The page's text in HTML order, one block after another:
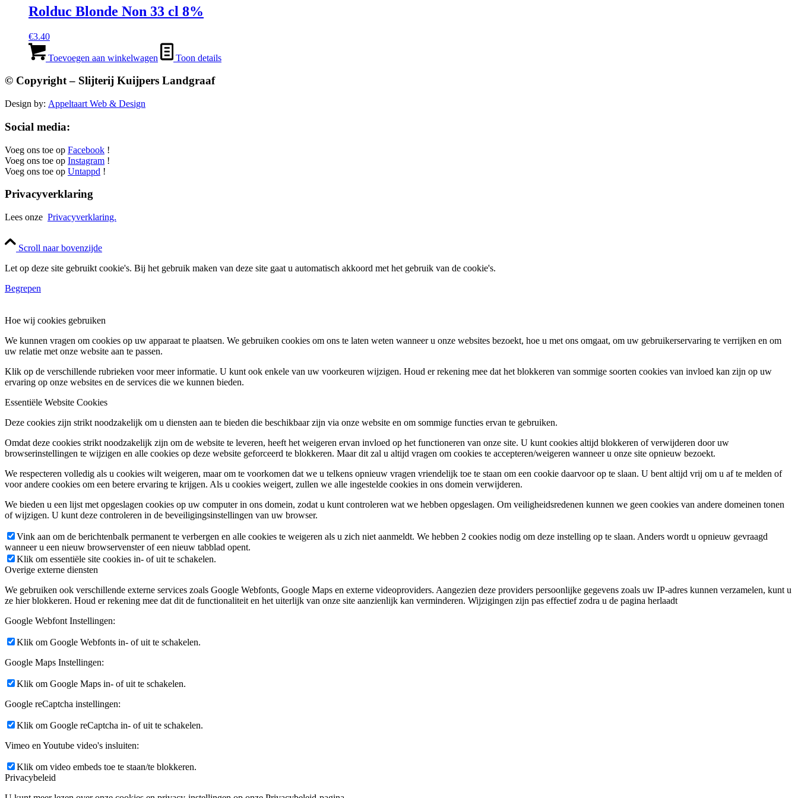
Rolduc Blonde Non 33 cl 8%
€3.40
Toevoegen aan winkelwagen Toon details
© Copyright – Slijterij Kuijpers Landgraaf
Design by: Appeltaart Web & Design
Social media:
Voeg ons toe op Facebook !
Voeg ons toe op Instagram !
Voeg ons toe op Untappd !
Privacyverklaring
Lees onze Privacyverklaring.
Scroll naar bovenzijde
Let op deze site gebruikt cookie's. Bij het gebruik maken van deze site gaat u automatisch akkoord met het gebruik van de cookie's.
Begrepen
Hoe wij cookies gebruiken
We kunnen vragen om cookies op uw apparaat te plaatsen. We gebruiken cookies om ons te laten weten wanneer u onze websites bezoekt, hoe u met ons omgaat, om uw gebruikerservaring te verrijken en om
uw relatie met onze website aan te passen.
Klik op de verschillende rubrieken voor meer informatie. U kunt ook enkele van uw voorkeuren wijzigen. Houd er rekening mee dat het blokkeren van sommige soorten cookies van invloed kan zijn op uw
ervaring op onze websites en de services die we kunnen bieden.
Essentiële Website Cookies
Deze cookies zijn strikt noodzakelijk om u diensten aan te bieden die beschikbaar zijn via onze website en om sommige functies ervan te gebruiken.
Omdat deze cookies strikt noodzakelijk zijn om de website te leveren, heeft het weigeren ervan invloed op het functioneren van onze site. U kunt cookies altijd blokkeren of verwijderen door uw
browserinstellingen te wijzigen en alle cookies op deze website geforceerd te blokkeren. Maar dit zal u altijd vragen om cookies te accepteren/weigeren wanneer u onze site opnieuw bezoekt.
We respecteren volledig als u cookies wilt weigeren, maar om te voorkomen dat we u telkens opnieuw vragen vriendelijk toe te staan om een cookie daarvoor op te slaan. U bent altijd vrij om u af te melden of
voor andere cookies om een betere ervaring te krijgen. Als u cookies weigert, zullen we alle ingestelde cookies in ons domein verwijderen.
We bieden u een lijst met opgeslagen cookies op uw computer in ons domein, zodat u kunt controleren wat we hebben opgeslagen. Om veiligheidsredenen kunnen we geen cookies van andere domeinen tonen
of wijzigen. U kunt deze controleren in de beveiligingsinstellingen van uw browser.
Vink aan om de berichtenbalk permanent te verbergen en alle cookies te weigeren als u zich niet aanmeldt. We hebben 2 cookies nodig om deze instelling op te slaan. Anders wordt u opnieuw gevraagd
wanneer u een nieuw browservenster of een nieuw tabblad opent.
Klik om essentiële site cookies in- of uit te schakelen.
Overige externe diensten
We gebruiken ook verschillende externe services zoals Google Webfonts, Google Maps en externe videoproviders. Aangezien deze providers persoonlijke gegevens zoals uw IP-adres kunnen verzamelen, kunt u
ze hier blokkeren. Houd er rekening mee dat dit de functionaliteit en het uiterlijk van onze site aanzienlijk kan verminderen. Wijzigingen zijn pas effectief zodra u de pagina herlaadt
Google Webfont Instellingen:
Klik om Google Webfonts in- of uit te schakelen.
Google Maps Instellingen:
Klik om Google Maps in- of uit te schakelen.
Google reCaptcha instellingen:
Klik om Google reCaptcha in- of uit te schakelen.
Vimeo en Youtube video's insluiten:
Klik om video embeds toe te staan/te blokkeren.
Privacybeleid